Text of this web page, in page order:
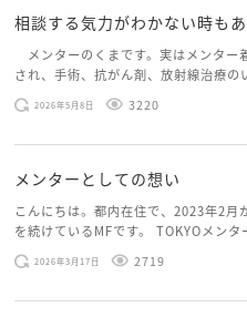
相談する気力がわかない時も
メンターのくまです。実はメンター
され、手術、抗がん剤、放射線治療の
スを体験していて、しばらくメンター
いませんでした。体力だけでなく、気
2026年5月8日 3220
メンターとしての想い
こんにちは。都内在住で、2023年2月
を続けているMFです。 TOKYOメンタ
げたいという想いから、勇気を出して
稿してみようと思います。少し自分の
2026年3月17日 2719